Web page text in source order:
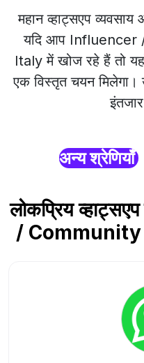
महान व्हाट्सएप
यदि आप Influencer
Italy में खोज रहे हैं तो
एक विस्तृत चयन
अन्य श्रेणियाँ
लोकप्रिय
/